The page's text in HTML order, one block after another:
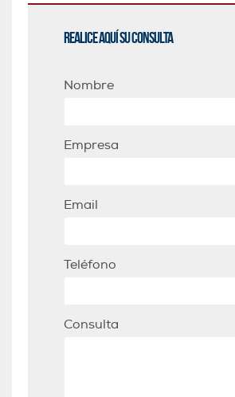
Realice aquí su consulta
Nombre
Empresa
Email
Teléfono
Consulta